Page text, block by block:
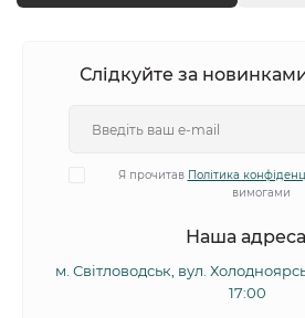
Слідкуйте за
Я прочитав Політика
вимогами
Наша
м. Світловодськ, вул.
17:00